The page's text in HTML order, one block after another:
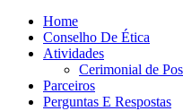
Home
Conselho De Ética
Atividades
Cerimonial de
Parceiros
Perguntas E Respostas